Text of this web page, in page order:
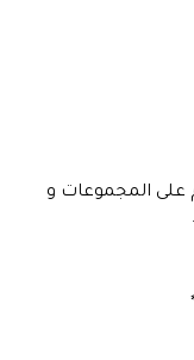
على المجموعات و
*